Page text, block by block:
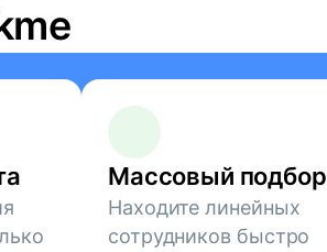
Массовый подбор
Находите линейных
сотрудников быстро